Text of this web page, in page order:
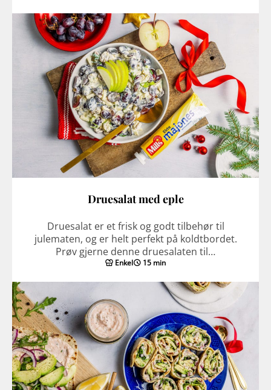
Druesalat med eple
Druesalat er et frisk og godt tilbehør til
julematen, og er helt perfekt på koldtbordet.
Prøv gjerne denne druesalaten til…
Enkel 15 min